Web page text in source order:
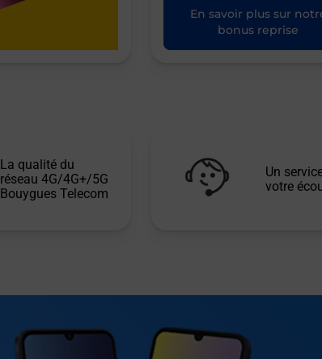
En savoir plus sur
bonus reprise
La qualité du
réseau 4G/4G+/5G
Bouygues Telecom
Un
votre